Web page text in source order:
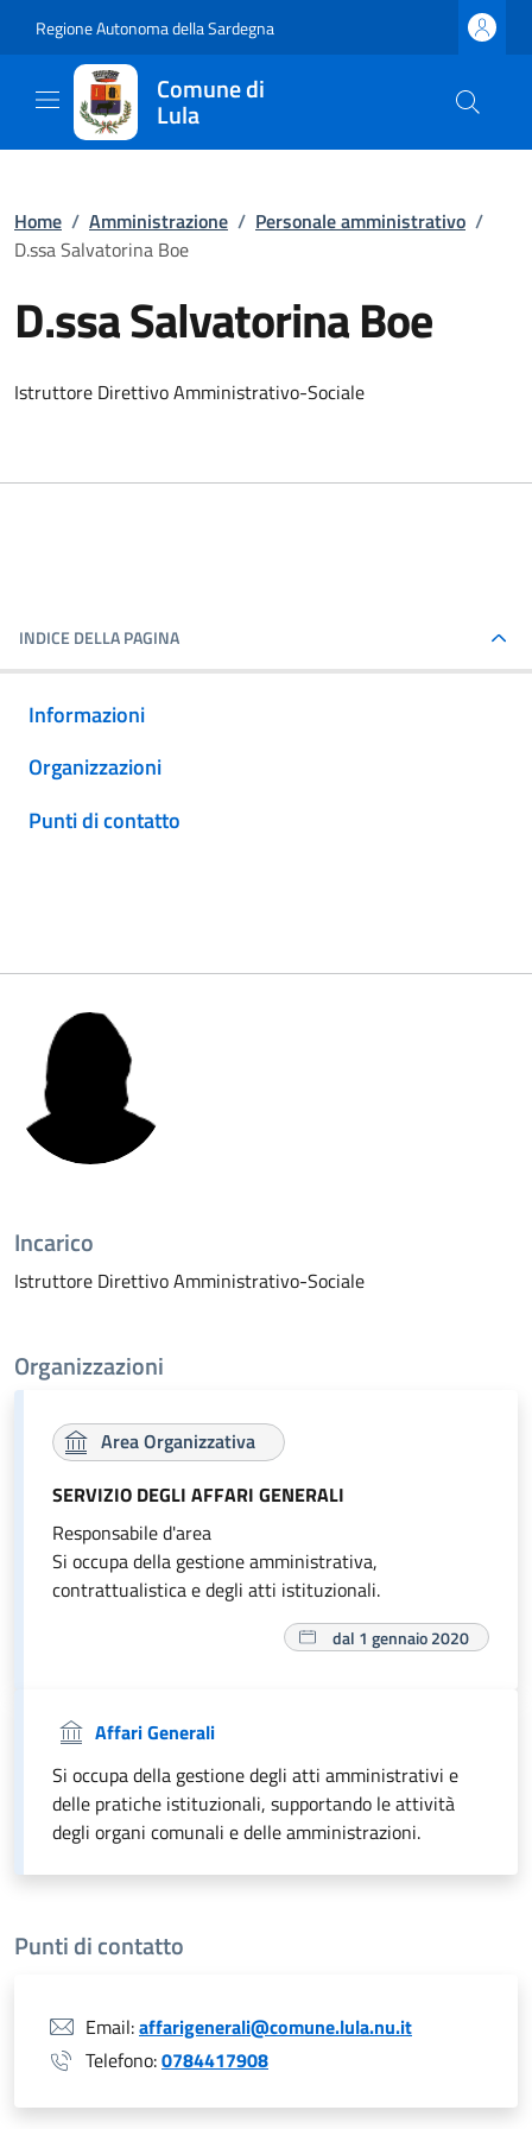
Regione Autonoma della Sardegna
Comune di
Lula
Home / Amministrazione / Personale amministrativo /
D.ssa Salvatorina Boe
D.ssa Salvatorina Boe
Istruttore Direttivo Amministrativo-Sociale
INDICE DELLA PAGINA
Informazioni
Organizzazioni
Punti di contatto
Incarico
Istruttore Direttivo Amministrativo-Sociale
Organizzazioni
Area Organizzativa
SERVIZIO DEGLI AFFARI GENERALI
Responsabile d'area
Si occupa della gestione amministrativa,
contrattualistica e degli atti istituzionali.
dal 1 gennaio 2020
Affari Generali
Si occupa della gestione degli atti amministrativi e
delle pratiche istituzionali, supportando le attività
degli organi comunali e delle amministrazioni.
Punti di contatto
Email:affarigenerali@comune.lula.nu.it
Telefono:0784417908